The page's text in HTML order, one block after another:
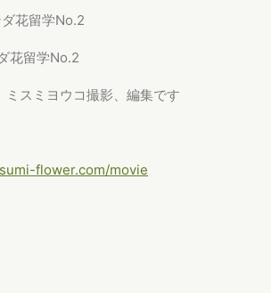
花留学No.2
花留学No.2
ミスミヨウコ撮影、編集です
flower.com/movie